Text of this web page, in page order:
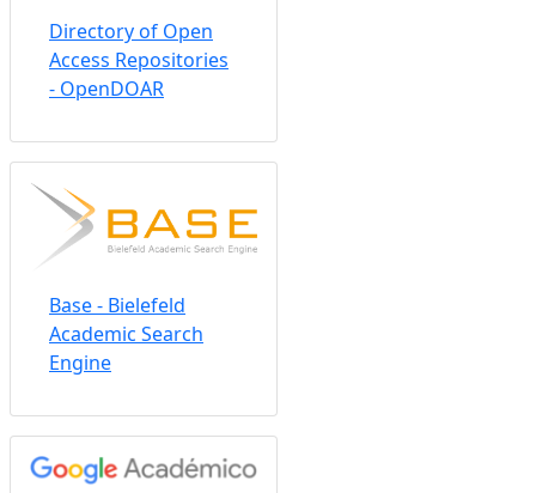
Directory of Open
Access Repositories
- OpenDOAR
Base - Bielefeld
Academic Search
Engine